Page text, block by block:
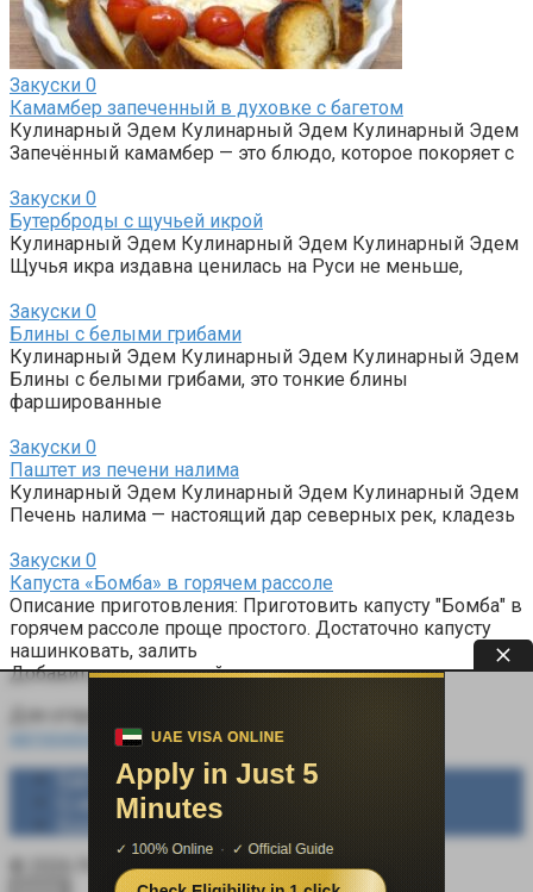
Закуски 0
Камамбер запеченный в духовке с багетом
Кулинарный Эдем Кулинарный Эдем Кулинарный Эдем
Запечённый камамбер — это блюдо, которое покоряет с
Закуски 0
Бутерброды с щучьей икрой
Кулинарный Эдем Кулинарный Эдем Кулинарный Эдем
Щучья икра издавна ценилась на Руси не меньше,
Закуски 0
Блины с белыми грибами
Кулинарный Эдем Кулинарный Эдем Кулинарный Эдем
Блины с белыми грибами, это тонкие блины
фаршированные
Закуски 0
Паштет из печени налима
Кулинарный Эдем Кулинарный Эдем Кулинарный Эдем
Печень налима — настоящий дар северных рек, кладезь
Закуски 0
Капуста «Бомба» в горячем рассоле
Описание приготовления: Приготовить капусту "Бомба" в
горячем рассоле проще простого. Достаточно капусту
нашинковать, залить
Добавить комментарий
авторизоваться .
Карта сайта
Контакты
© 2026 Рецепты на каждый день